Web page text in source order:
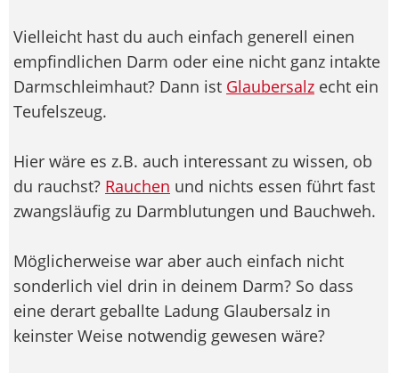
Vielleicht hast du auch einfach generell einen
empfindlichen Darm oder eine nicht ganz intakte
Darmschleimhaut? Dann ist Glaubersalz echt ein
Teufelszeug.
Hier wäre es z.B. auch interessant zu wissen, ob
du rauchst? Rauchen und nichts essen führt fast
zwangsläufig zu Darmblutungen und Bauchweh.
Möglicherweise war aber auch einfach nicht
sonderlich viel drin in deinem Darm? So dass
eine derart geballte Ladung Glaubersalz in
keinster Weise notwendig gewesen wäre?